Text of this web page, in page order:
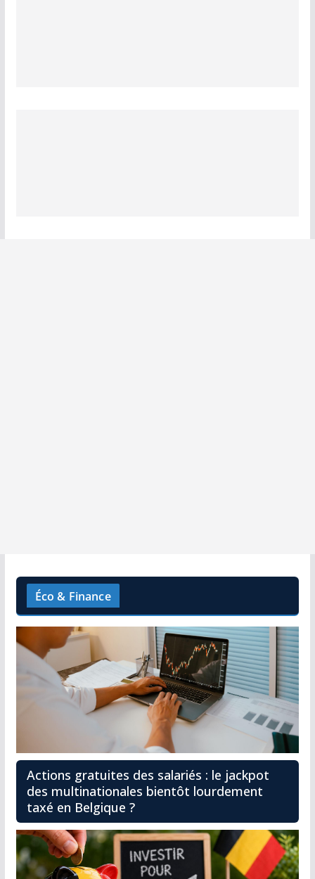
Éco & Finance
Actions gratuites des salariés : le jackpot
des multinationales bientôt lourdement
taxé en Belgique ?